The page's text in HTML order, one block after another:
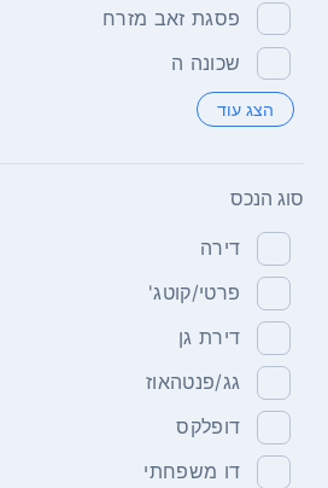
פסגת זאב מזרח
שכונה ה
הצג עוד
סוג הנכס
דירה
פרטי/קוטג'
דירת גן
גג/פנטהאוז
דופלקס
דו משפחתי